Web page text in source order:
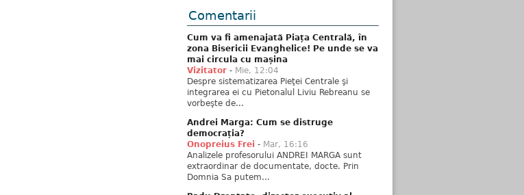
Comentarii
Cum va fi amenajată Piața Centrală, în
zona Bisericii Evanghelice! Pe unde se va
mai circula cu mașina
Vizitator - Mie, 12:04
Despre sistematizarea Pieţei Centrale şi
integrarea ei cu Pietonalul Liviu Rebreanu se
vorbeşte de...
Andrei Marga: Cum se distruge
democrația?
Onopreius Frei - Mar, 16:16
Analizele profesorului ANDREI MARGA sunt
extraordinar de documentate, docte. Prin
Domnia Sa putem...